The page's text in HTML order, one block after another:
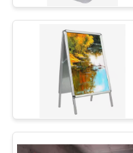
LA
FÁBRICA
CONTROL
CALIDAD
aluminio